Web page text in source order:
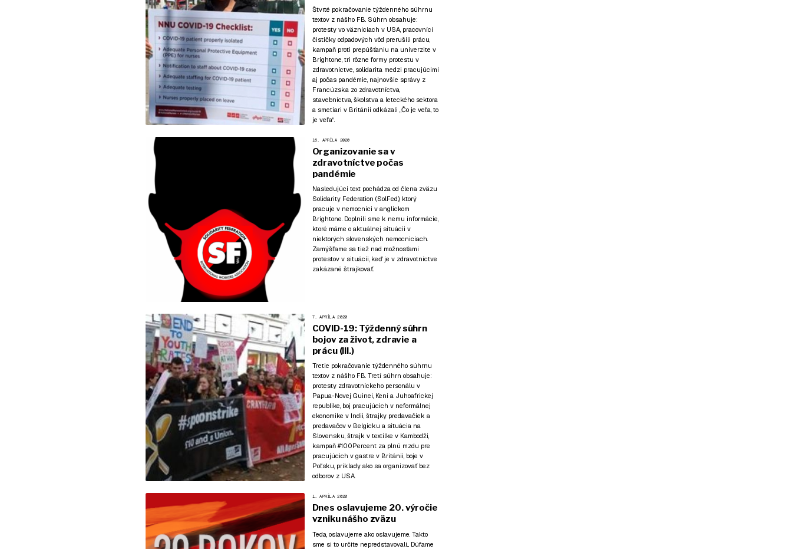
Štvrté pokračovanie týždenného súhrnu
textov z nášho FB. Súhrn obsahuje:
protesty vo väzniciach v USA, pracovníci
čističky odpadových vôd prerušili prácu,
kampaň proti prepúšťaniu na univerzite v
Brightone, tri rôzne formy protestu v
zdravotníctve, solidarita medzi pracujúcimi
aj počas pandémie, najnovšie správy z
Francúzska zo zdravotníctva,
stavebníctva, školstva a leteckého sektora
a smetiari v Británii odkázali „Čo je veľa, to
je veľa“.
16. APRÍLA 2020
Organizovanie sa v
zdravotníctve počas
pandémie
Nasledujúci text pochádza od člena zväzu
Solidarity Federation (SolFed), ktorý
pracuje v nemocnici v anglickom
Brightone. Doplnili sme k nemu informácie,
ktoré máme o aktuálnej situácii v
niektorých slovenských nemocniciach.
Zamýšľame sa tiež nad možnosťami
protestov v situácii, keď je v zdravotníctve
zakázané štrajkovať.
7. APRÍLA 2020
COVID-19: Týždenný súhrn
bojov za život, zdravie a
prácu (III.)
Tretie pokračovanie týždenného súhrnu
textov z nášho FB. Tretí súhrn obsahuje:
protesty zdravotníckeho personálu v
Papua-Novej Guinei, Keni a Juhoafrickej
republike, boj pracujúcich v neformálnej
ekonomike v Indii, štrajky predavačiek a
predavačov v Belgicku a situácia na
Slovensku, štrajk v textilke v Kambodži,
kampaň #100Percent za plnú mzdu pre
pracujúcich v gastre v Británii, boje v
Poľsku, príklady ako sa organizovať bez
odborov z USA.
1. APRÍLA 2020
Dnes oslavujeme 20. výročie
vzniku nášho zväzu
Teda, oslavujeme ako oslavujeme. Takto
sme si to určite nepredstavovali... Dúfame